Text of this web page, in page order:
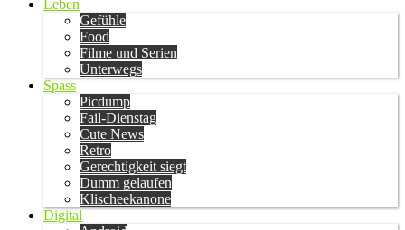
Leben
Gefühle
Food
Filme und Serien
Unterwegs
Spass
Picdump
Fail-Dienstag
Cute News
Retro
Gerechtigkeit siegt
Dumm gelaufen
Klischeekanone
Digital